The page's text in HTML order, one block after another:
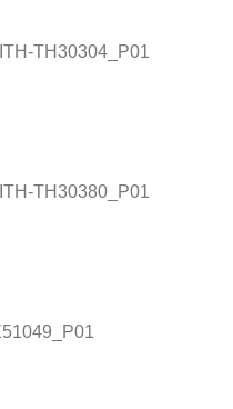
TH30304_P01
TH30380_P01